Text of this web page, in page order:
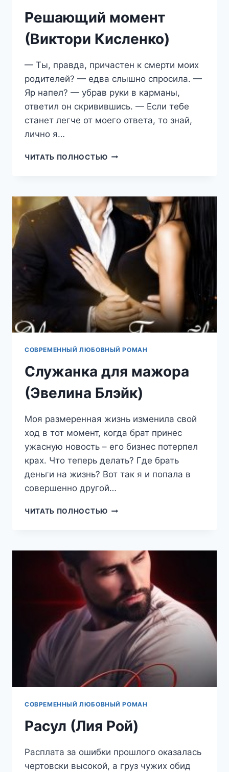
Решающий момент
(Виктори Кисленко)
— Ты, правда, причастен к смерти моих
родителей? — едва слышно спросила. —
Яр напел? — убрав руки в карманы,
ответил он скривившись. — Если тебе
станет легче от моего ответа, то знай,
лично я…
ЧИТАТЬ ПОЛНОСТЬЮ РЕШАЮЩИЙ
СОВРЕМЕННЫЙ ЛЮБОВНЫЙ РОМАН
Служанка для мажора
(Эвелина Блэйк)
Моя размеренная жизнь изменила свой
ход в тот момент, когда брат принес
ужасную новость – его бизнес потерпел
крах. Что теперь делать? Где брать
деньги на жизнь? Вот так я и попала в
совершенно другой…
ЧИТАТЬ ПОЛНОСТЬЮ СЛУЖАНКА
БЛЭЙК)
СОВРЕМЕННЫЙ ЛЮБОВНЫЙ РОМАН
Расул (Лия Рой)
Расплата за ошибки прошлого оказалась
чертовски высокой, а груз чужих обид